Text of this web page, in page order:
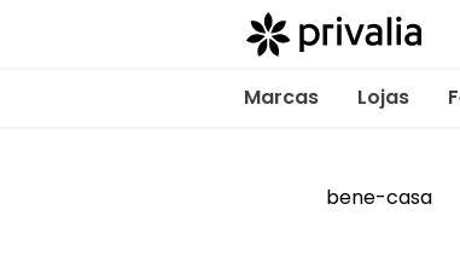
Marcas Lojas
bene-casa